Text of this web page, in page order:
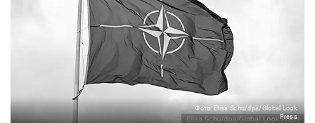
Фото: Elisa Schu/dpa/Global Look
Press